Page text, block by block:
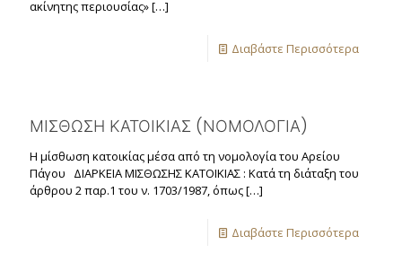
ακίνητης περιουσίας»[…]
Διαβάστε Περισσότερα
ΜΙΣΘΩΣΗ ΚΑΤΟΙΚΙΑΣ (ΝΟΜΟΛΟΓΙΑ)
Η μίσθωση κατοικίας μέσα από τη νομολογία του Αρείου
Πάγου ΔΙΑΡΚΕΙΑ ΜΙΣΘΩΣΗΣ ΚΑΤΟΙΚΙΑΣ : Κατά τη διάταξη του
άρθρου 2 παρ.1 του ν. 1703/1987, όπως[…]
Διαβάστε Περισσότερα